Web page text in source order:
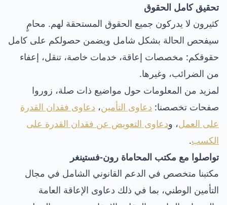
تحقيق كامل الحقوق
كثيرون لا يدركون جميع الحقوق المستحقة لهم. محامٍ
سيفحص الحالة بشكل شامل ويضمن حصولكم على كامل
حقوقكم: مخصصات إعاقة، خدمات خاصة، تنقل، إعفاء
من الضرائب، وغيرها.
لمزيد من المعلومات حول مواضيع ذات صلة، زوروا
صفحات تخصصنا: دعاوى التأمين، دعاوى فقدان القدرة
على العمل، ودعاوى التعويض عن فقدان القدرة على
الكسب.
تواصلوا مع مكتب المحاماة رون-فستينغر
مكتبنا متخصص في الدعم القانوني الشامل في مجال
التأمين الوطني، بما في ذلك دعاوى الإعاقة العامة